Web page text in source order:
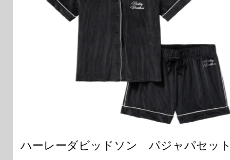
ハーレーダビッドソン パジャパセッ